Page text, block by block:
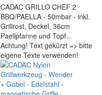
CADAC GRILLO CHEF 2
BBQ/PAELLA - 50mbar - inkl.
Grillrost, Deckel, 36cm
Paellpfanne und Topf...
Achtung! Text gekürzt => bitte
eigene Texte verwenden!